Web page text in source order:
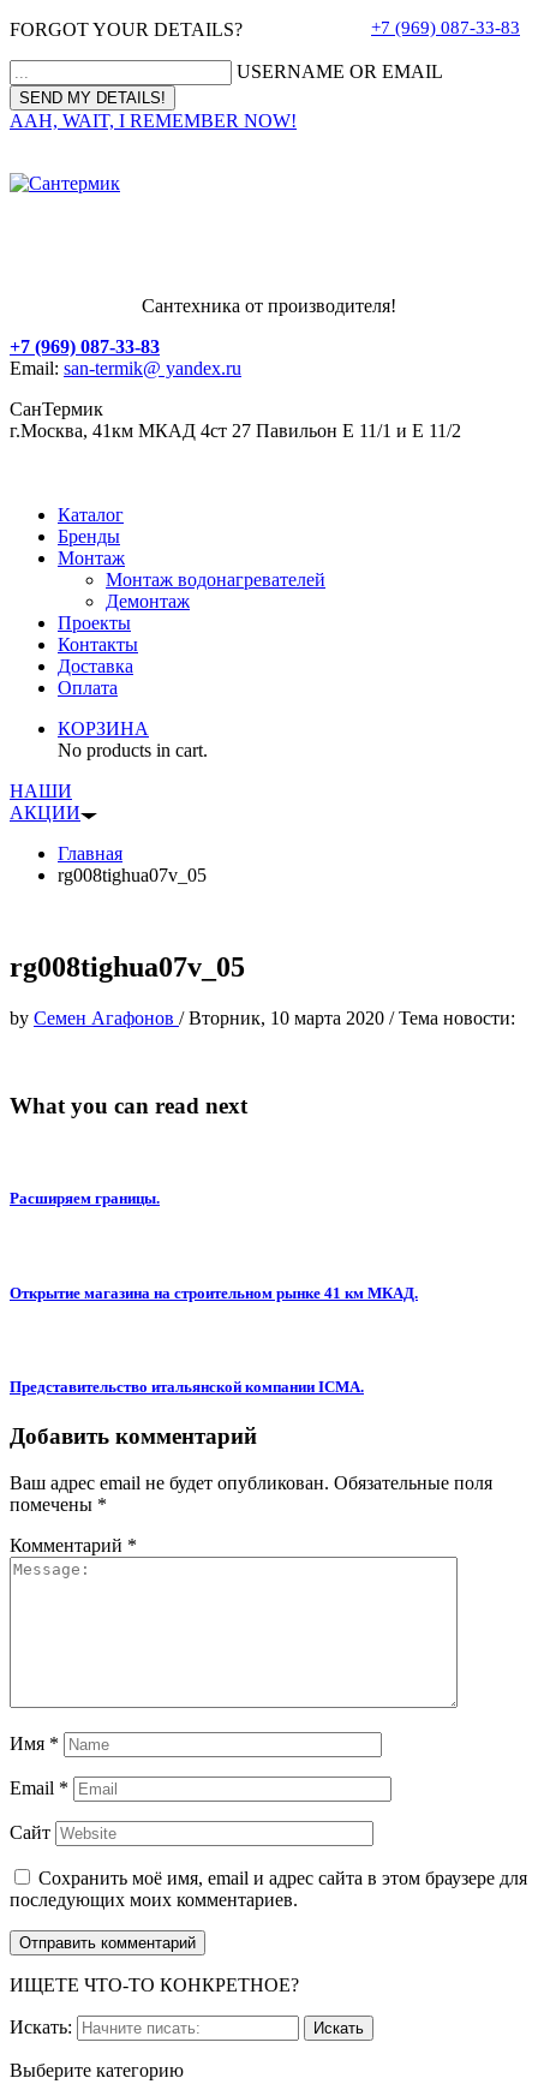
FORGOT YOUR DETAILS?
USERNAME OR EMAIL
AAH, WAIT, I REMEMBER NOW!
+7 (969) 087-33-83
Сантехника от производителя!
+7 (969) 087-33-83
Email: san-termik@ yandex.ru
СанТермик
г.Москва, 41км МКАД 4ст 27 Павильон Е 11/1 и Е 11/2
Каталог
Бренды
Монтаж
Монтаж водонагревателей
Демонтаж
Проекты
Контакты
Доставка
Оплата
КОРЗИНА
No products in cart.
НАШИ
АКЦИИ
Главная
rg008tighua07v_05
rg008tighua07v_05
by Семен Агафонов /Вторник, 10 марта 2020 /Тема новости:
What you can read next
Расширяем границы.
Открытие магазина на строительном рынке 41 км МКАД.
Представительство итальянской компании ICMA.
Добавить комментарий
Ваш адрес email не будет опубликован. Обязательные поля
помечены *
Комментарий *
Имя *
Email *
Сайт
Сохранить моё имя, email и адрес сайта в этом браузере для
последующих моих комментариев.
ИЩЕТЕ ЧТО-ТО КОНКРЕТНОЕ?
Искать:
Выберите категорию